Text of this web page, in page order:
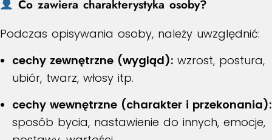
Co zawiera charakterystyka osoby?
Podczas opisywania osoby, należy uwzględnić:
cechy zewnętrzne (wygląd): wzrost, postura,
ubiór, twarz, włosy itp.
cechy wewnętrzne (charakter i przekonania):
sposób bycia, nastawienie do innych, emocje,